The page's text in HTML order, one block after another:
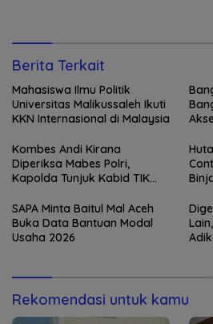
Berita Terkait
Mahasiswa Ilmu Politik
Universitas Malikussaleh Ikuti
KKN Internasional di Malaysia
Kombes Andi Kirana
Diperiksa Mabes Polri,
Kapolda Tunjuk Kabid TIK
Kapolresta Banda Aceh
SAPA Minta Baitul Mal Aceh
Buka Data Bantuan Modal
Usaha 2026
Rekomendasi untuk kamu